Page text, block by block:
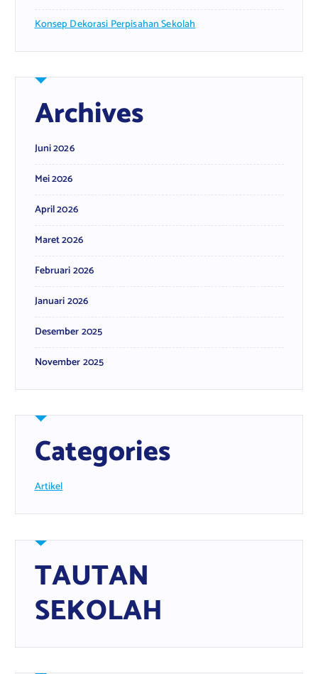
Konsep Dekorasi Perpisahan Sekolah
Archives
Juni 2026
Mei 2026
April 2026
Maret 2026
Februari 2026
Januari 2026
Desember 2025
November 2025
Categories
Artikel
TAUTAN
SEKOLAH